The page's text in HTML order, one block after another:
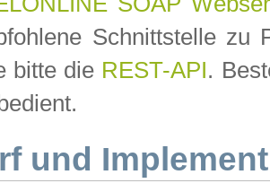
Schnittstelle zu
bitte die REST-API.
und